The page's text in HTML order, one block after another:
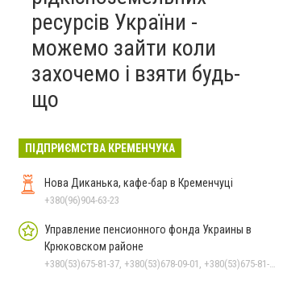
ресурсів України -
можемо зайти коли
захочемо і взяти будь-
що
ПІДПРИЄМСТВА КРЕМЕНЧУКА
Нова Диканька, кафе-бар в Кременчуці
+380(96)904-63-23
Управление пенсионного фонда Украины в
Крюковском районе
+380(53)675-81-37, +380(53)678-09-01, +380(53)675-81-32, +380(53)675-81-40, +380(53)675-81-33, +380(53)675-81-38, +380(53)675-81-31, +380(53)678-08-87